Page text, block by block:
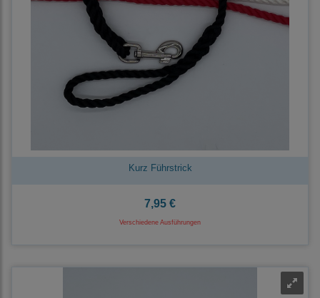
Kurz Führstrick
7,95 €
Verschiedene Ausführungen